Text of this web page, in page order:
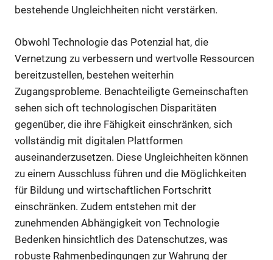
bestehende Ungleichheiten nicht verstärken.
Obwohl Technologie das Potenzial hat, die
Vernetzung zu verbessern und wertvolle Ressourcen
bereitzustellen, bestehen weiterhin
Zugangsprobleme. Benachteiligte Gemeinschaften
sehen sich oft technologischen Disparitäten
gegenüber, die ihre Fähigkeit einschränken, sich
vollständig mit digitalen Plattformen
auseinanderzusetzen. Diese Ungleichheiten können
zu einem Ausschluss führen und die Möglichkeiten
für Bildung und wirtschaftlichen Fortschritt
einschränken. Zudem entstehen mit der
zunehmenden Abhängigkeit von Technologie
Bedenken hinsichtlich des Datenschutzes, was
robuste Rahmenbedingungen zur Wahrung der